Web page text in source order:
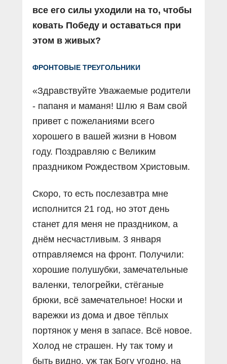
все его силы уходили на то, чтобы
ковать Победу и оставаться при
этом в живых?
ФРОНТОВЫЕ ТРЕУГОЛЬНИКИ
«Здравствуйте Уважаемые родители
- папаня и маманя! Шлю я Вам свой
привет с пожеланиями всего
хорошего в вашей жизни в Новом
году. Поздравляю с Великим
праздником Рождеством Христовым.
Скоро, то есть послезавтра мне
исполнится 21 год, но этот день
станет для меня не праздником, а
днём несчастливым. 3 января
отправляемся на фронт. Получили:
хорошие полушубки, замечательные
валенки, телогрейки, стёганые
брюки, всё замечательное! Носки и
варежки из дома и двое тёплых
портянок у меня в запасе. Всё новое.
Холод не страшен. Ну так тому и
быть видно, уж так Богу угодно, на